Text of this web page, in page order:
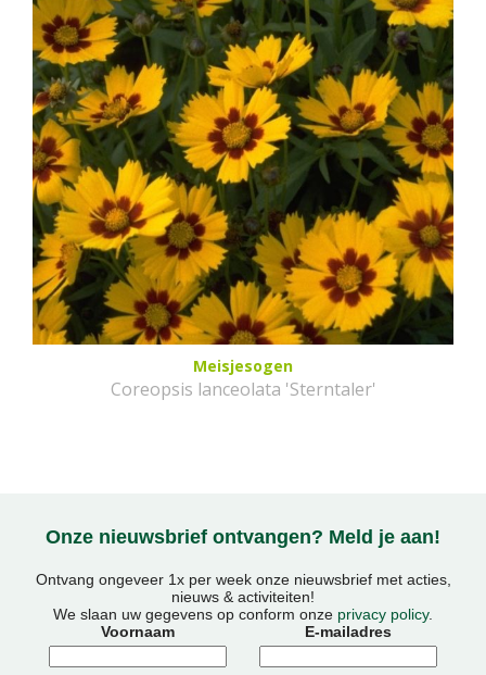
Meisjesogen
Coreopsis lanceolata 'Sterntaler'
Onze nieuwsbrief ontvangen? Meld je aan!
Ontvang ongeveer 1x per week onze nieuwsbrief met acties,
nieuws & activiteiten!
We slaan uw gegevens op conform onze privacy policy.
Voornaam
E-mailadres